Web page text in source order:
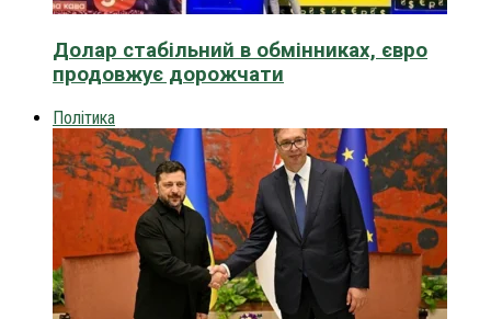
Долар стабільний в обмінниках, євро
продовжує дорожчати
Політика